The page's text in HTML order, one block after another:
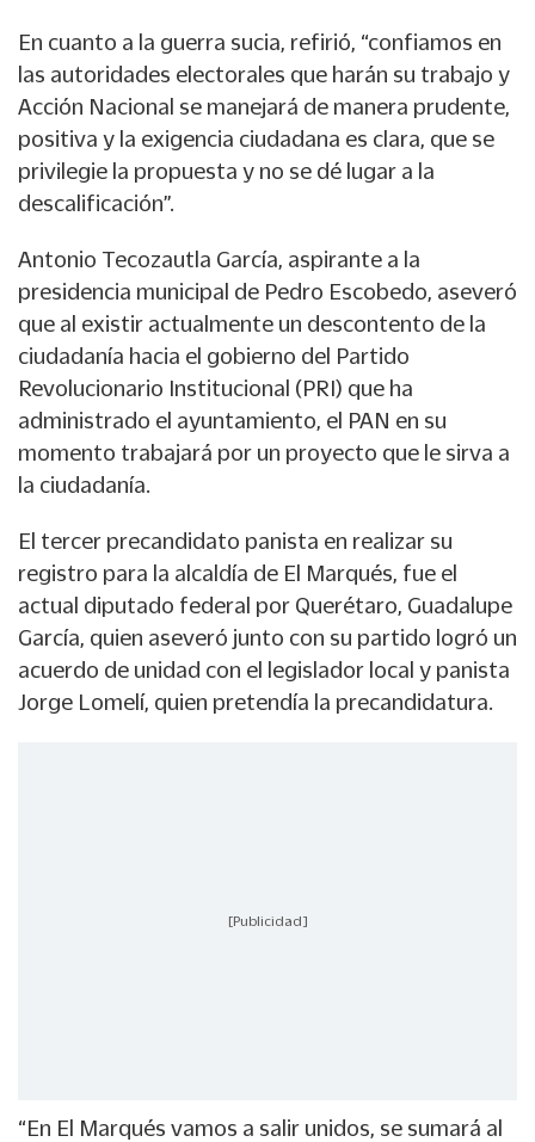
En cuanto a la guerra sucia, refirió, “confiamos en
las autoridades electorales que harán su trabajo y
Acción Nacional se manejará de manera prudente,
positiva y la exigencia ciudadana es clara, que se
privilegie la propuesta y no se dé lugar a la
descalificación”.
Antonio Tecozautla García, aspirante a la
presidencia municipal de Pedro Escobedo, aseveró
que al existir actualmente un descontento de la
ciudadanía hacia el gobierno del Partido
Revolucionario Institucional (PRI) que ha
administrado el ayuntamiento, el PAN en su
momento trabajará por un proyecto que le sirva a
la ciudadanía.
El tercer precandidato panista en realizar su
registro para la alcaldía de El Marqués, fue el
actual diputado federal por Querétaro, Guadalupe
García, quien aseveró junto con su partido logró un
acuerdo de unidad con el legislador local y panista
Jorge Lomelí, quien pretendía la precandidatura.
[Publicidad]
“En El Marqués vamos a salir unidos, se sumará al